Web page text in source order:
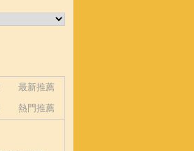
最新推薦
熱門推薦